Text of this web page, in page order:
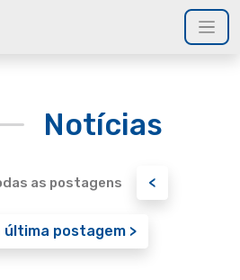
Notícias
as postagens <
última postagem >